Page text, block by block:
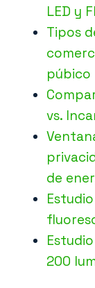
LED y
Tipos
púbico
vs.
de
200